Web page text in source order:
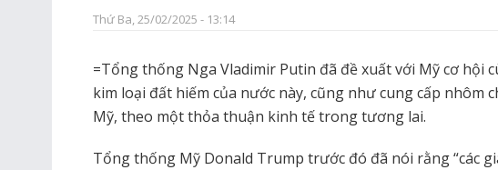
Thứ Ba, 25/02/2025 - 13:14
=Tổng thống Nga Vladimir Putin đã đề xuất với Mỹ cơ hội
kim loại đất hiếm của nước này, cũng như cung cấp nhôm
Mỹ, theo một thỏa thuận kinh tế trong tương lai.
Tổng thống Mỹ Donald Trump trước đó đã nói rằng “các